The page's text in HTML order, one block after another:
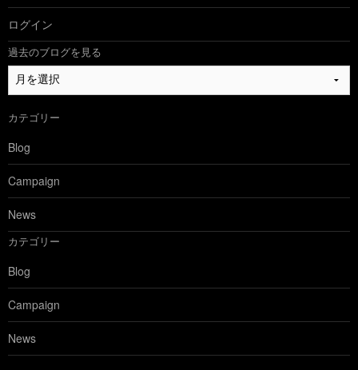
ログイン
過去のブログを見る
過
去
ブ
ロ
グ
を
見
る
カテゴリー
Blog
Campaign
News
カテゴリー
Blog
Campaign
News